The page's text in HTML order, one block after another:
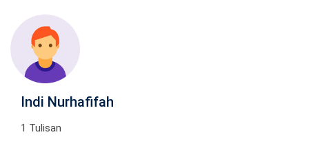
Indi Nurhafifah
1 Tulisan